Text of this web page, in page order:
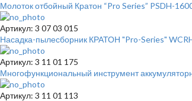
Молоток отбойный Кратон “Pro Series” PSDH-
Артикул: 3 07 03 015
Насадка-пылесборник КРАТОН "Pro-Series"
Артикул: 3 11 01 175
Многофункциональный инструмент
Артикул: 3 11 01 113